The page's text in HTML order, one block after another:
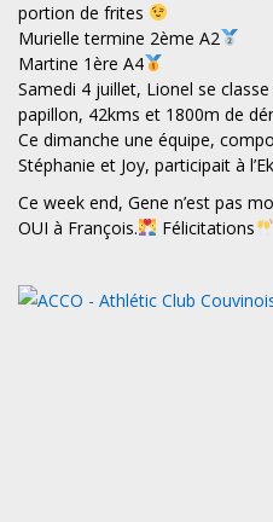
portion de frites
Murielle termine 2ème A2
Martine 1ère A4
Samedi 4 juillet, Lionel se
papillon, 42kms et 1800m de
Ce dimanche une équipe,
Stéphanie et Joy, participait à
Ce week end, Gene n’est pas
OUI à François.
Félicitations